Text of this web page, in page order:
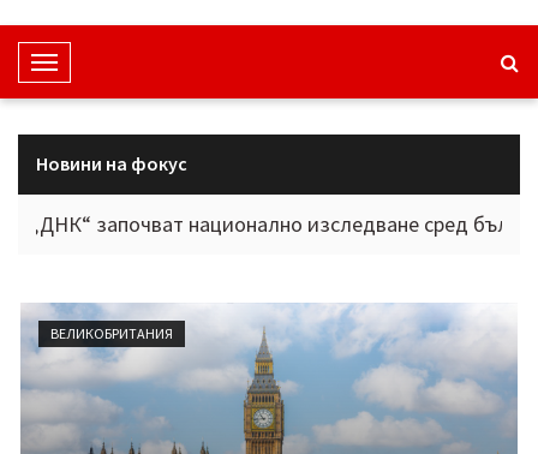
T
o
g
N
v
i
a
t
Новини на фокус
национално изследване сред българите в
ВЕЛИКОБРИТАНИЯ